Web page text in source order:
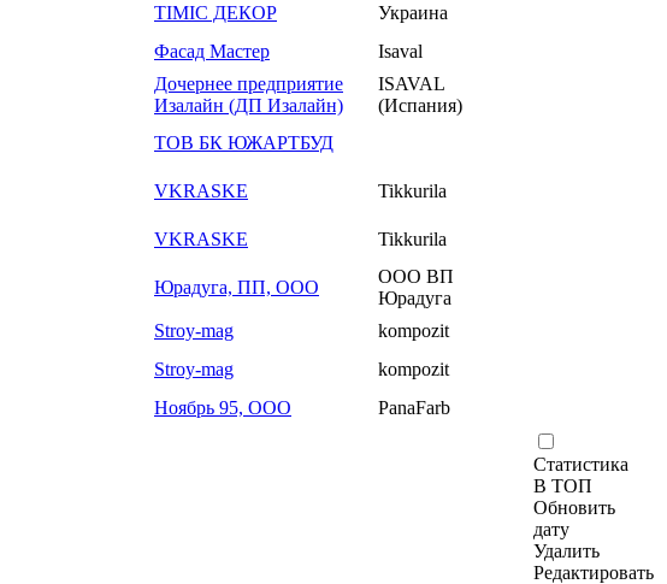
ТІМІС ДЕКОР
Украина
Фасад Мастер
Isaval
Дочернее предприятие
Изалайн (ДП Изалайн)
ISAVAL
(Испания)
ТОВ БК ЮЖАРТБУД
VKRASKE
Tikkurila
VKRASKE
Tikkurila
Юрадуга, ПП, ООО
ООО ВП
Юрадуга
Stroy-mag
kompozit
Stroy-mag
kompozit
Ноябрь 95, ООО PanaFarb
Статистика
В ТОП
Обновить
дату
Удалить
Редактировать